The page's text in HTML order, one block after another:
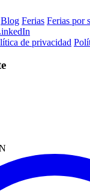
Blog Ferias Ferias por
de privacidad